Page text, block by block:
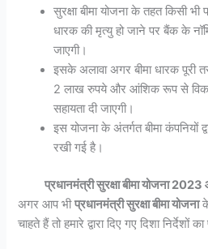
सुरक्षा बीमा योजना के तहत किसी
धारक की मृत्यु हो जाने पर बैंक के
जाएगी।
इसके अलावा अगर बीमा धारक पूरी
2 लाख रुपये और आंशिक रूप से
सहायता दी जाएगी।
इस योजना के अंतर्गत बीमा कंपनियों
रखी गई है।
प्रधानमंत्री सुरक्षा बीमा योजना
अगर आप भीप्रधानमंत्री सुरक्षा बीमा योजना
चाहते हैं तो हमारे द्वारा दिए गए दिशा निर्देशों